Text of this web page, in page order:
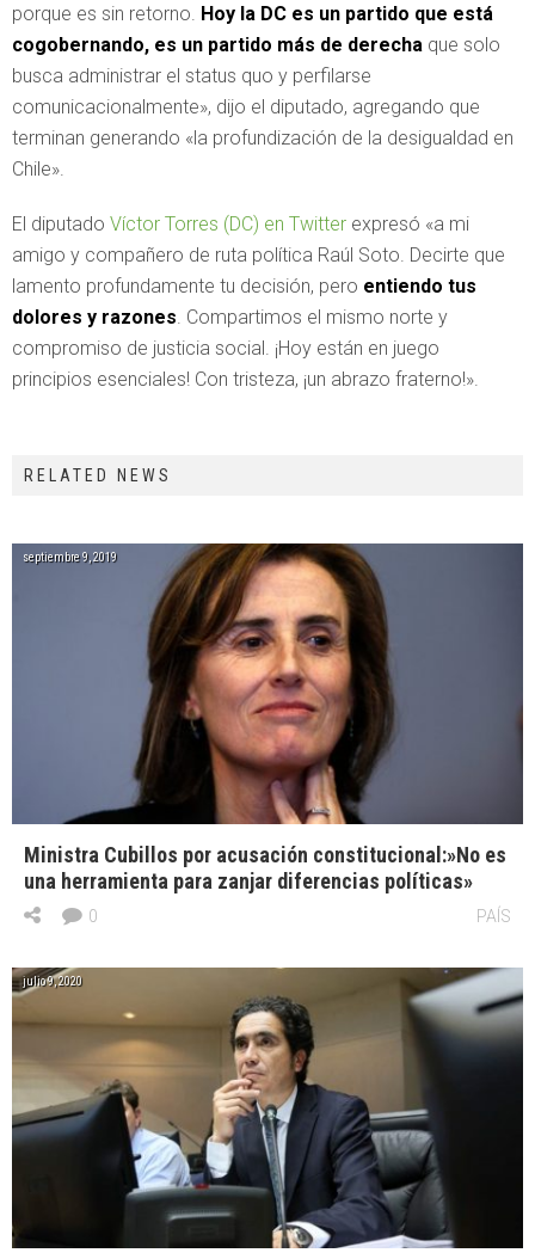
porque es sin retorno. Hoy la DC es un partido que está
cogobernando, es un partido más de derecha que solo
busca administrar el status quo y perfilarse
comunicacionalmente», dijo el diputado, agregando que
terminan generando «la profundización de la desigualdad en
Chile».
El diputado Víctor Torres (DC) en Twitter expresó «a mi
amigo y compañero de ruta política Raúl Soto. Decirte que
lamento profundamente tu decisión, pero entiendo tus
dolores y razones . Compartimos el mismo norte y
compromiso de justicia social. ¡Hoy están en juego
principios esenciales! Con tristeza, ¡un abrazo fraterno!».
RELATED NEWS
septiembre 9, 2019
Ministra Cubillos por acusación constitucional:»No es
una herramienta para zanjar diferencias políticas»
PAÍS
0
julio 9, 2020